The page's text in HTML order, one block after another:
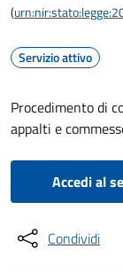
(
Servizio attivo
Procedimento di
appalti e
Accedi al
Condividi